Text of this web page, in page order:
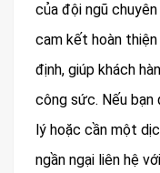
của đội ngũ
cam kết hoàn thiện
định, giúp khách
công sức. Nếu bạn
lý hoặc cần một
ngần ngại liên hệ